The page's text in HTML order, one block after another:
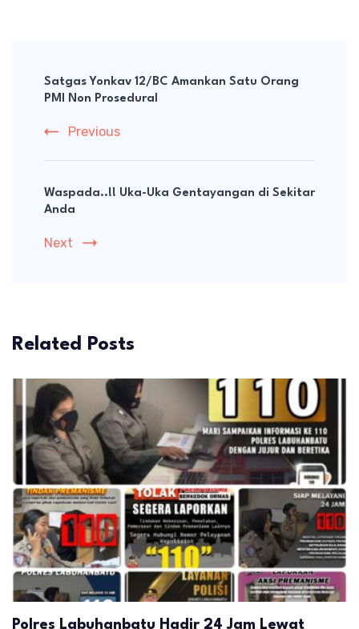
Navigation
Satgas Yonkav 12/BC Amankan Satu Orang
PMI Non Prosedural
Previous
Waspada..!! Uka-Uka Gentayangan di Sekitar
Anda
Next
Related Posts
Polres Labuhanbatu Hadir 24 Jam Lewat